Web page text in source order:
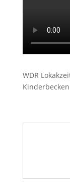
WDR
Kinderbecken